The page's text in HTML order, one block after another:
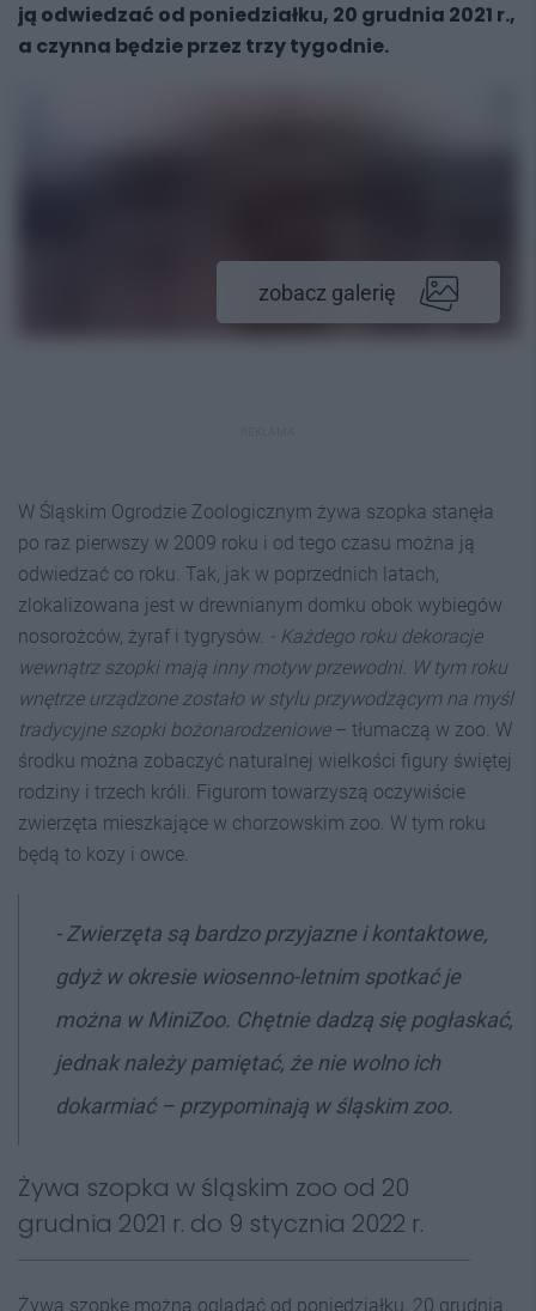
ją odwiedzać od poniedziałku, 20 grudnia 2021 r.,
a czynna będzie przez trzy tygodnie.
zobacz galerię
W Śląskim Ogrodzie Zoologicznym żywa szopka stanęła
po raz pierwszy w 2009 roku i od tego czasu można ją
odwiedzać co roku. Tak, jak w poprzednich latach,
zlokalizowana jest w drewnianym domku obok wybiegów
nosorożców, żyraf i tygrysów.
- Każdego roku dekoracje
wewnątrz szopki mają inny motyw przewodni. W tym roku
wnętrze urządzone zostało w stylu przywodzącym na myśl
tradycyjne szopki bożonarodzeniowe– tłumaczą w zoo. W
środku można zobaczyć naturalnej wielkości figury świętej
rodziny i trzech króli. Figurom towarzyszą oczywiście
zwierzęta mieszkające w chorzowskim zoo. W tym roku
będą to kozy i owce.
- Zwierzęta są bardzo przyjazne i kontaktowe,
gdyż w okresie wiosenno-letnim spotkać je
można w MiniZoo. Chętnie dadzą się pogłaskać,
jednak należy pamiętać, że nie wolno ich
dokarmiać – przypominają w śląskim zoo.
Żywa szopka w śląskim zoo od 20
grudnia 2021 r. do 9 stycznia 2022 r.
Żywą szopkę można oglądać od poniedziałku, 20 grudnia